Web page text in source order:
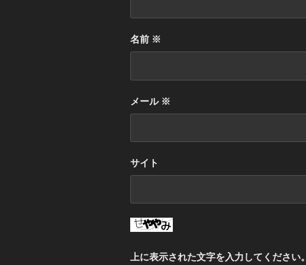
名前 ※
メール ※
サイト
上に表示された文字を入力してください。